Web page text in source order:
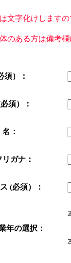
文字化けしますの
のある方は備考
須）：
須）：
名：
リガナ：
(必須）：
年の選択：